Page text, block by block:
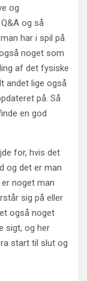
og
og så
har i spil på
noget som
af det fysiske
andet lige også
på. Så
en god
for, hvis det
og det er man
noget man
sig på eller
også noget
sigt, og her
start til slut og